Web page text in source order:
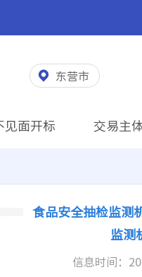
东营市
见面开标 交易主
食品安全抽检监测
监测
信息时间：